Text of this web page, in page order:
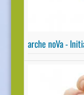
arche noVa -
Projekttage vor
Humanitäre